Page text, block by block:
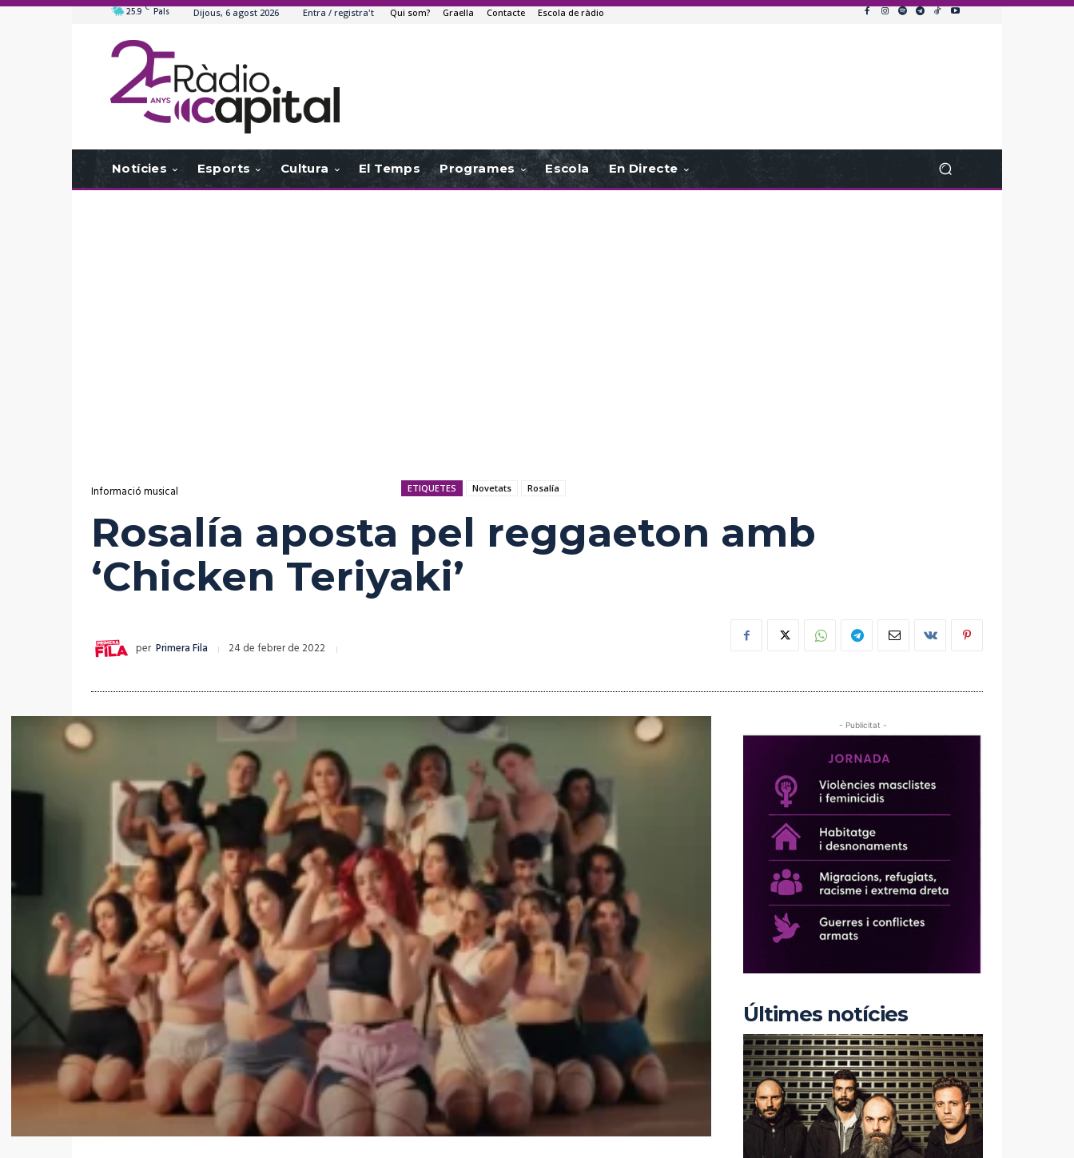
25.9 C Pals Dijous, 6 agost 2026 Entra / registra't Qui som? Graella Contacte Escola de ràdio
Notícies Esports Cultura El Temps Programes Escola En Directe
Informació musical ETIQUETES Novetats Rosalía
Rosalía aposta pel reggaeton amb
‘Chicken Teriyaki’
per Primera Fila 24 de febrer de 2022
- Publicitat -
Últimes notícies